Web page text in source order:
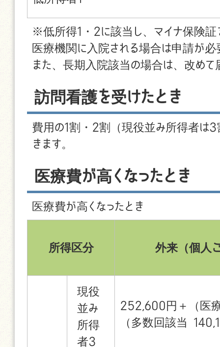
※低所得1・2に該当し、マイナ保険証
医療機関に入院される場合は申請が必
また、長期入院該当の場合は、改めて
訪問看護を受けたとき
費用の1割・2割（現役並み所得者は3
きます。
医療費が高くなったとき
医療費が高くなったとき
所得区分 外来（個人
現役
並み
所得
者3
252,600円＋（医
（多数回該当